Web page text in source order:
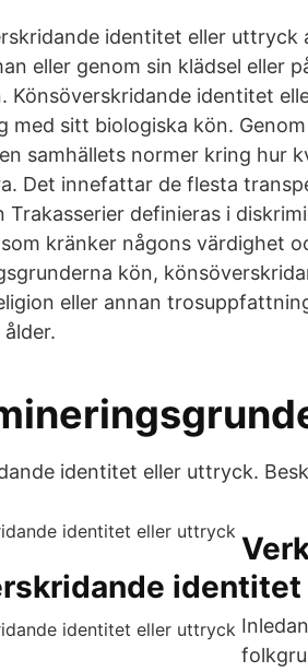
identitet eller
eller genom sin klädsel
Könsöverskridande identitet
med sitt biologiska kön.
samhällets normer kring hur
Det innefattar de flesta
definieras i
kränker någons värdighet
kön,
eller annan
identitet eller uttryck.